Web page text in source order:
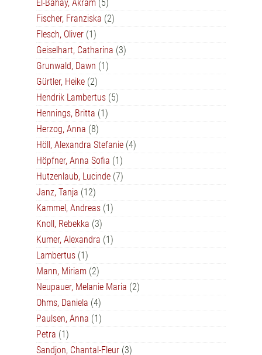
El-Bahay, Akram (5)
Fischer, Franziska (2)
Flesch, Oliver (1)
Geiselhart, Catharina (3)
Grunwald, Dawn (1)
Gürtler, Heike (2)
Hendrik Lambertus (5)
Hennings, Britta (1)
Herzog, Anna (8)
Höll, Alexandra Stefanie (4)
Höpfner, Anna Sofia (1)
Hutzenlaub, Lucinde (7)
Janz, Tanja (12)
Kammel, Andreas (1)
Knoll, Rebekka (3)
Kumer, Alexandra (1)
Lambertus (1)
Mann, Miriam (2)
Neupauer, Melanie Maria (2)
Ohms, Daniela (4)
Paulsen, Anna (1)
Petra (1)
Sandjon, Chantal-Fleur (3)